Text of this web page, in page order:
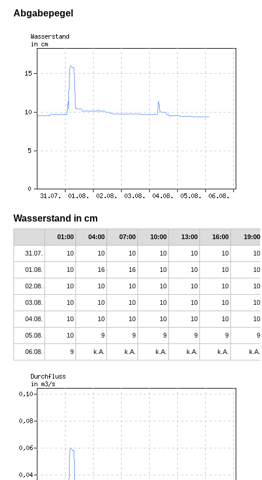
Abgabepegel
Wasserstand in cm
01:00 04:00 07:00 10:00 13:00 16:00 19:00
31.07. 10 10 10 10 10 10 10
01.08. 10 16 16 10 10 10 10
02.08. 10 10 10 10 10 10 10
03.08. 10 10 10 10 10 10 10
04.08. 10 10 10 10 10 10 10
05.08. 10 9 9 9 9 9 9
06.08. 9 k.A. k.A. k.A. k.A. k.A. k.A.